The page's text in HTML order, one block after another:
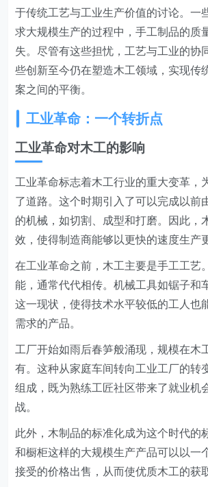
于传统工艺与工业生产价值的讨论。一
求大规模生产的过程中，手工制品的质
失。尽管有这些担忧，工艺与工业的协
些创新至今仍在塑造木工领域，实现传
案之间的平衡。
工业革命：一个转折点
工业革命对木工的影响
工业革命标志着木工行业的重大变革，
了道路。这个时期引入了可以完成以前
的机械，如切割、成型和打磨。因此，
效，使得制造商能够以更快的速度生产
在工业革命之前，木工主要是手工工艺
能，通常代代相传。机械工具如锯子和
这一现状，使得技术水平较低的工人也
需求的产品。
工厂开始如雨后春笋般涌现，规模在木
有。这种从家庭车间转向工业工厂的转
组成，既为熟练工匠社区带来了就业机
战。
此外，木制品的标准化成为这个时代的
和橱柜这样的大规模生产产品可以以一
接受的价格出售，从而使优质木工的获